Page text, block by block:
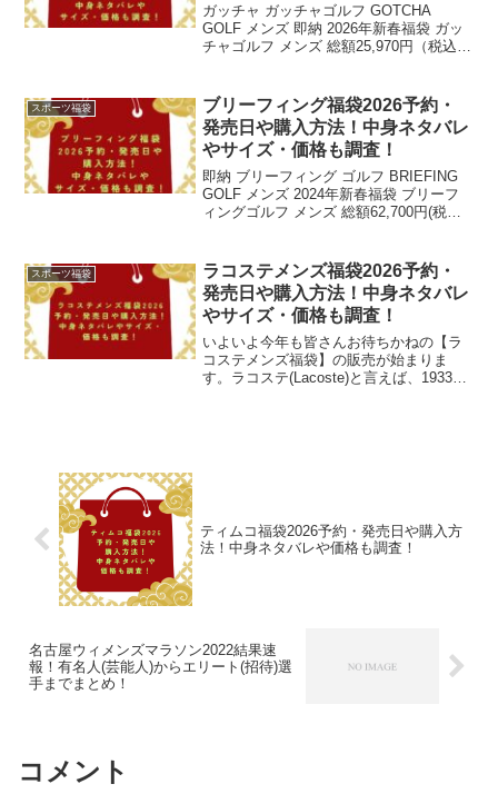
ガッチャ ガッチャゴルフ GOTCHA
GOLF メンズ 即納 2026年新春福袋 ガッ
チャゴルフ メンズ 総額25,970円（税込）
ェア価格：11,55...
スポーツ福袋
ブリーフィング福袋2026予約・
発売日や購入方法！中身ネタバレ
やサイズ・価格も調査！
即納 ブリーフィング ゴルフ BRIEFING
GOLF メンズ 2024年新春福袋 ブリーフ
ィングゴルフ メンズ 総額62,700円(税込
【送料無料】 ゴル...
スポーツ福袋
ラコステメンズ福袋2026予約・
発売日や購入方法！中身ネタバレ
やサイズ・価格も調査！
いよいよ今年も皆さんお待ちかねの【ラ
コステメンズ福袋】の販売が始まりま
す。ラコステ(Lacoste)と言えば、1933年
ティムコ福袋2026予約・発売日や購入方
法！中身ネタバレや価格も調査！
名古屋ウィメンズマラソン2022結果速
報！有名人(芸能人)からエリート(招待)選
手までまとめ！
コメント